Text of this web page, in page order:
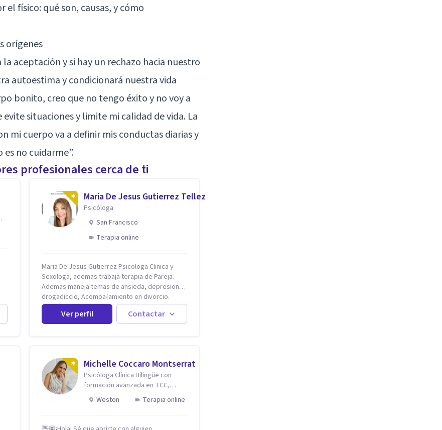
el físico: qué son, causas, y cómo
orígenes
aceptación y si hay un rechazo hacia nuestro
autoestimay condicionará nuestra vida
bonito, creo que no tengo éxito y no voy a
situaciones y limite mi calidad de vida. La
mi cuerpo va a definir mis conductas diarias y
no cuidarme”.
profesionales cerca de ti
Maria De Jesus Gutierrez Tellez
Psicóloga
San Francisco
Terapia online
Maria De Jesus Gutierrez Psicologa Clinica y
Sexologa, ademas trabaja terapia de Pareja.
Ademas maneja temas de ansieda, depresion,
drogadiccio, Acompa{amiento en divorcio.
Maneja enfoque Cognitivo Conductual. Con 20
años de experiencia, constantemente
capacitandose en las diferntes areas de la
Ver perfil Contactar
Michelle Coccaro Montserrat
Psicóloga Clínica Bilingüe con
formación avanzada en TCC,
Neurociencias e Inteligencia
Emocional.
Weston Terapia online